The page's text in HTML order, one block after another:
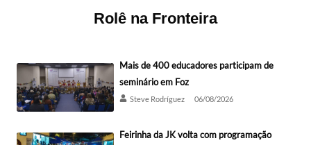
Rolê na Fronteira
Mais de 400 educadores participam de
seminário em Foz
Steve Rodríguez 06/08/2026
Feirinha da JK volta com programação